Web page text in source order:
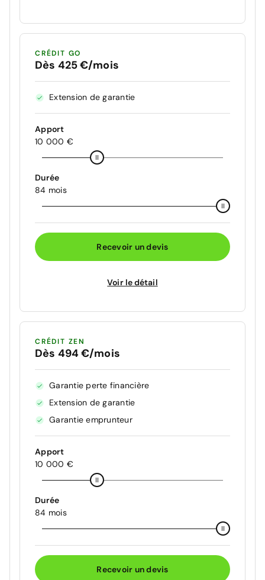
CRÉDIT GO
Dès 425 €/mois
Extension de garantie
Apport
10 000 €
Durée
84 mois
Recevoir un devis
Voir le détail
CRÉDIT ZEN
Dès 494 €/mois
Garantie perte financière
Extension de garantie
Garantie emprunteur
Apport
10 000 €
Durée
84 mois
Recevoir un devis